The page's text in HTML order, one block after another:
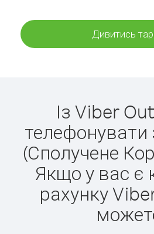
Дивитись
Із Viber
телефонувати
(Сполучене
Якщо у вас є
рахунку